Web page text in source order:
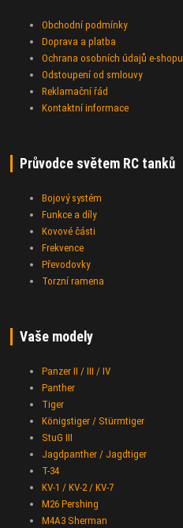
Obchodní podmínky
Doprava a platba
Ochrana osobních údajů e-shopu
Odstoupení od smlouvy
Reklamační řád
Kontaktní informace
Průvodce světem RC tanků
Bojový systém
Funkce a díly
Kovové části
Frekvence
Převodovky
Torzní ramena
Vaše modely
Panzer II / III / IV
Panther
Tiger
Königstiger / Stürmtiger
StuG III
Jagdpanther / Jagdtiger
T-34
KV-1 / KV-2 / KV-7
M26 Pershing
M4A3 Sherman